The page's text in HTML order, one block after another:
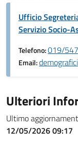
Ufficio
Servizio Socio-
Telefono:019/
Email:
Ulteriori
Ultimo
12/05/2026 09:17